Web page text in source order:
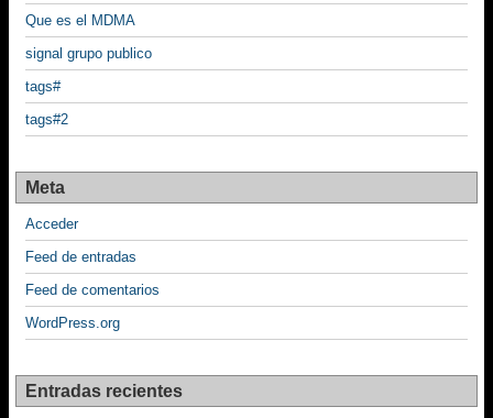
Que es el MDMA
signal grupo publico
tags#
tags#2
Meta
Acceder
Feed de entradas
Feed de comentarios
WordPress.org
Entradas recientes